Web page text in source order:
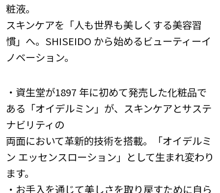
粧液。
スキンケアを「人も世界も美しくする美容習
慣」へ。SHISEIDO から始めるビューティーイ
ノベーション。
・資生堂が1897 年に初めて発売した化粧品で
ある「オイデルミン」が、スキンケアとサステ
ナビリティの
両面において革新的技術を搭載。「オイデルミ
ン エッセンスローション」として生まれ変わり
ます。
・お手入を通じて美しさを取り戻すために自ら